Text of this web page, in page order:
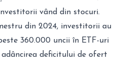
vând din stocuri.
din 2024, investitorii au
360.000 uncii în ETF-uri
deficitului de ofert